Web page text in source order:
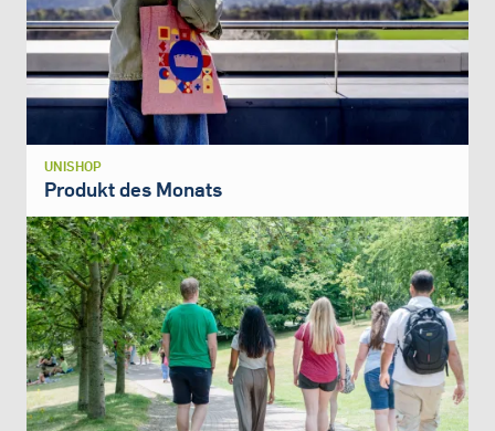
UNISHOP
Produkt des Monats